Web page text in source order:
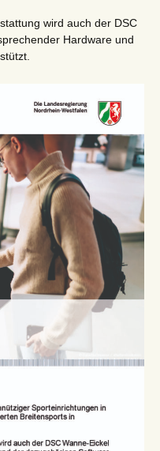
wird auch der DSC
Hardware und